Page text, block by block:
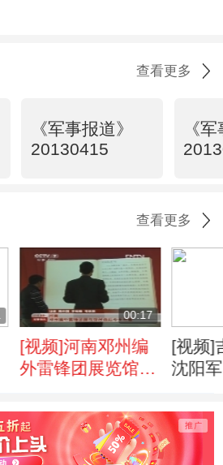
查看更多
《军事报道》
20130415
《
查看更多
00:17
[视频]河南邓州编
外雷锋团展览馆改
[视频]
沈阳
众